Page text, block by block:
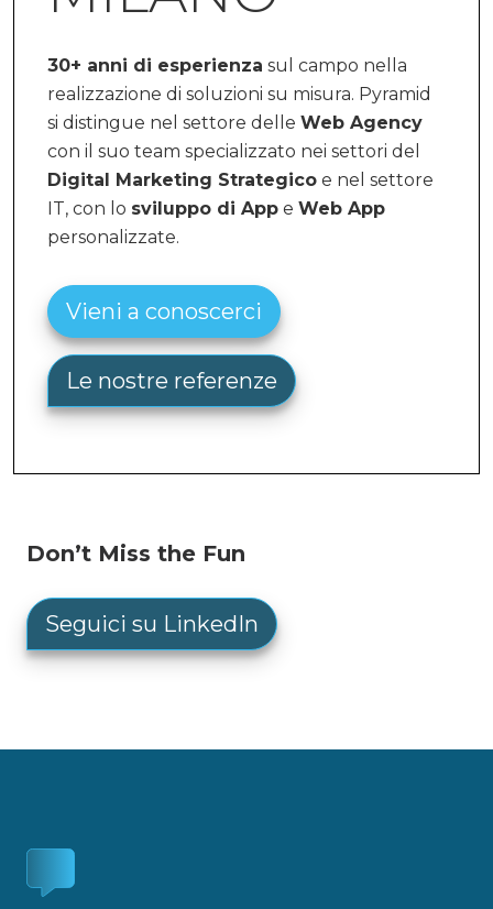
30+ anni di esperienza sul campo nella
realizzazione di soluzioni su misura. Pyramid
si distingue nel settore delle Web Agency
con il suo team specializzato nei settori del
Digital Marketing Strategico e nel settore
IT, con lo sviluppo di App e Web App
personalizzate.
Vieni a conoscerci
Le nostre referenze
Don’t Miss the Fun
Seguici su LinkedIn